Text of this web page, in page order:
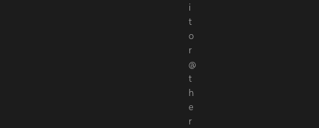
i
t
o
r
@
t
h
e
r